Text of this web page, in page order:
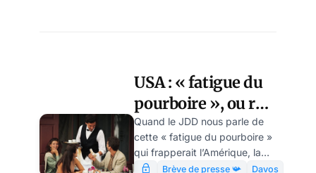
USA : « fatigue du
pourboire », ou ras
le bol du Reset ?
par Modeste
Schwartz
Quand le JDD nous parle de
cette « fatigue du pourboire »
qui frapperait l’Amérique, la
vraie nouvelle, c’est qu’aux
Brève de presse 📯
Davos